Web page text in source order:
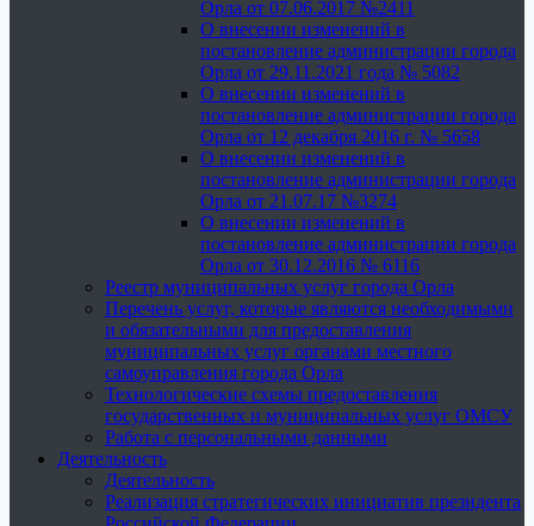
Орла от 07.06.2017 №2411
О внесении изменений в
постановление администрации города
Орла от 29.11.2021 года № 5082
О внесении изменений в
постановление администрации города
Орла от 12 декабря 2016 г. № 5658
О внесении изменений в
постановление администрации города
Орла от 21.07.17 №3274
О внесении изменений в
постановление администрации города
Орла от 30.12.2016 № 6116
Реестр муниципальных услуг города Орла
Перечень услуг, которые являются необходимыми
и обязательными для предоставления
муниципальных услуг органами местного
самоуправления города Орла
Технологические схемы предоставления
государственных и муниципальных услуг ОМСУ
Работа с персональными данными
Деятельность
Деятельность
Реализация стратегических инициатив президента